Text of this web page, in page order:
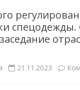
спецодежды.
21.11.2023